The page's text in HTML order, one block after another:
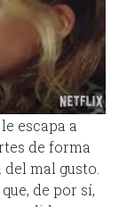
escapa a
de forma
mal gusto.
de por sí,